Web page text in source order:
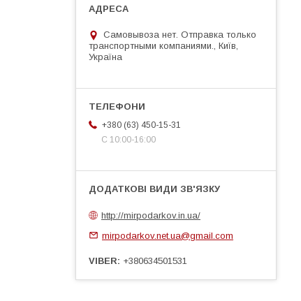
Самовывоза нет. Отправка только
транспортными компаниями., Київ,
Україна
+380 (63) 450-15-31
С 10:00-16:00
http://mirpodarkov.in.ua/
mirpodarkov.net.ua@gmail.com
VIBER +380634501531